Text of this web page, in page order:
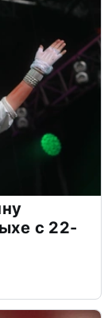
с 22-